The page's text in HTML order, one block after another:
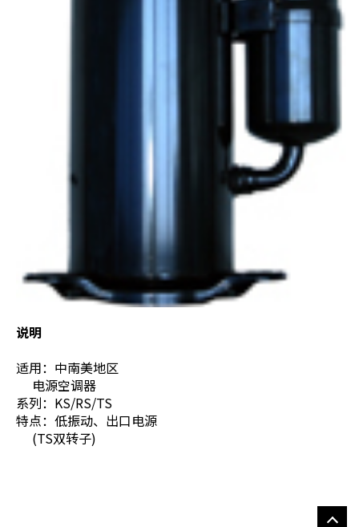
说明
适用：中南美地区
电源空调器
系列：KS/RS/TS
特点：低振动、出口电源
(TS双转子)